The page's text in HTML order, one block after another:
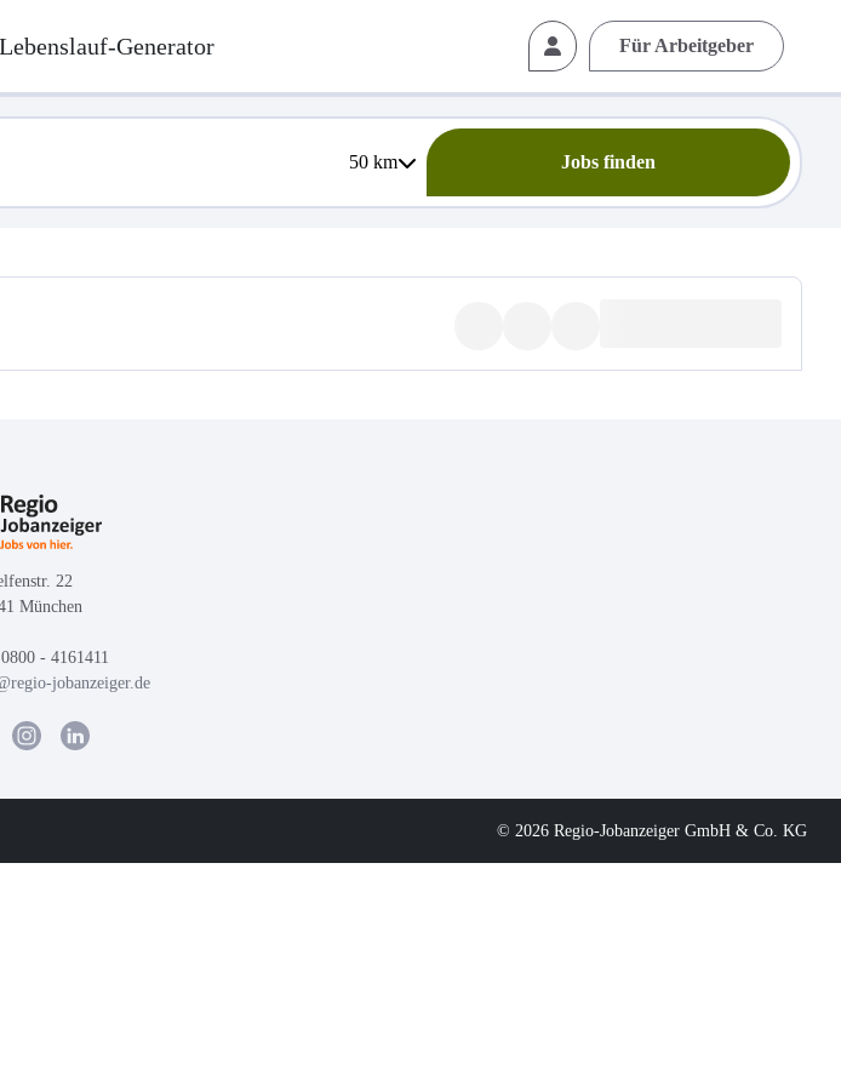
Lebenslauf-Generator Für Arbeitgeber
50km Jobs finden
22
München
0800 - 4161411
jobanzeiger.de
© 2026 Regio-Jobanzeiger GmbH & Co. KG